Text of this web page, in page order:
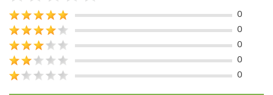
0
0
0
0
0